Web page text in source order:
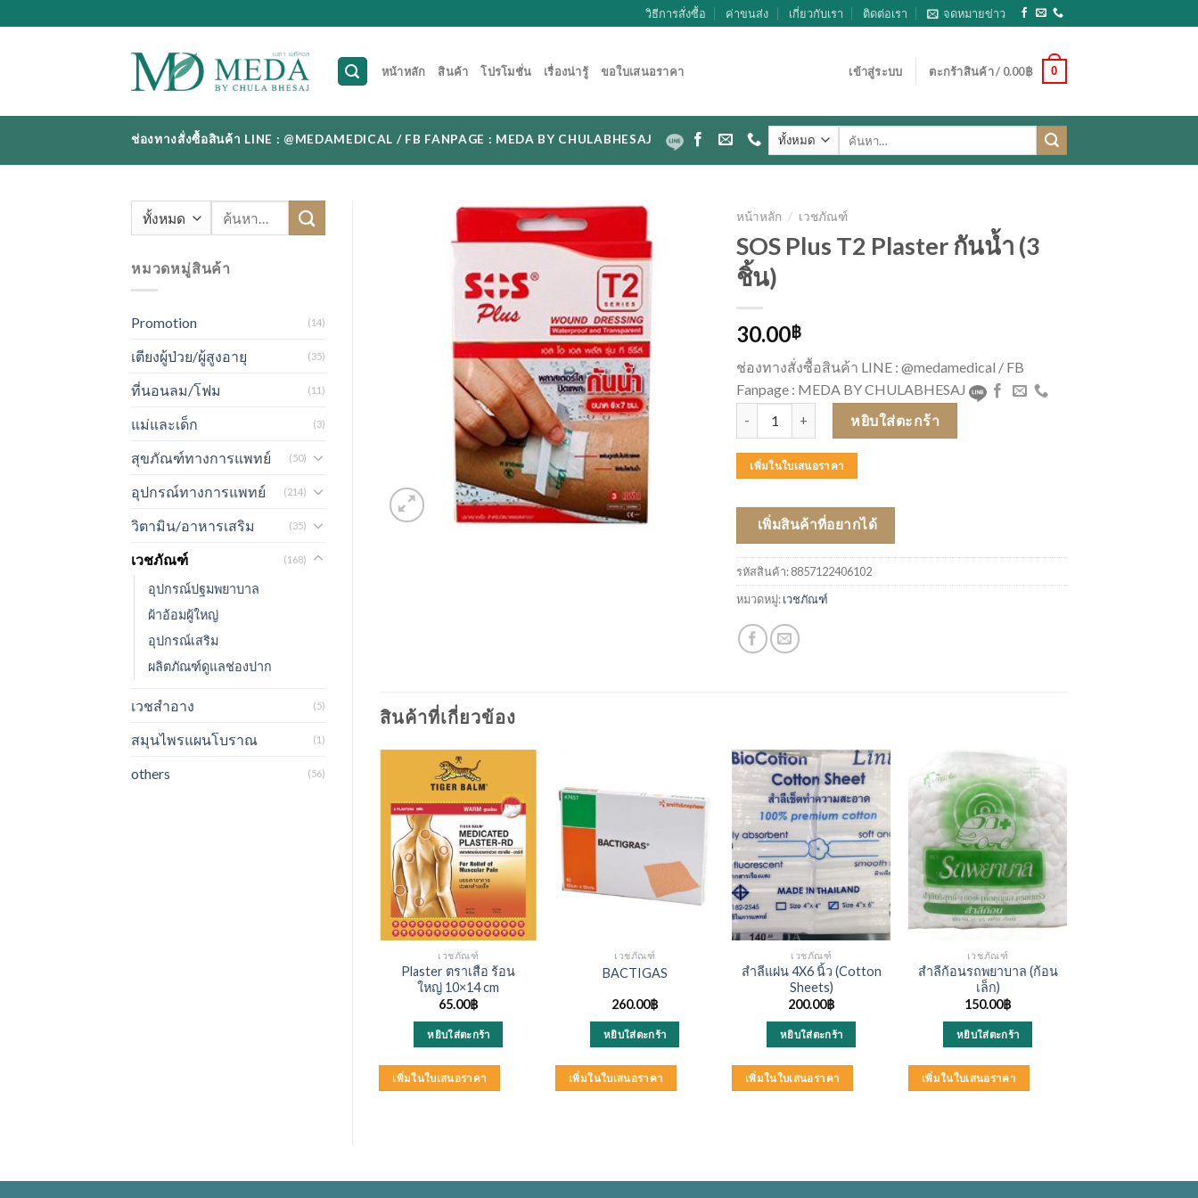
to
วิธีการสั่งซื้อ ค่าขนส่ง เกี่ยวกับเรา ติดต่อเรา จดหมายข่าว
หน้าหลัก สินค้า โปรโมชั่น เรื่องน่ารู้ ขอใบเสนอราคา เข้าสู่ระบบ ตะกร้าสินค้า / 0.00฿ 0
ช่องทางสั่งซื้อสินค้า LINE : @MEDAMEDICAL / FB FANPAGE : MEDA BY CHULABHESAJ ค้นหา:
ค้นหา:
หมวดหมู่สินค้า
Promotion (14)
เตียงผู้ป่วย/ผู้สูงอายุ (35)
ที่นอนลม/โฟม (11)
แม่และเด็ก (3)
สุขภัณฑ์ทางการแพทย์ (50)
อุปกรณ์ทางการแพทย์ (214)
วิตามิน/อาหารเสริม (35)
เวชภัณฑ์ (168)
อุปกรณ์ปฐมพยาบาล
ผ้าอ้อมผู้ใหญ่
อุปกรณ์เสริม
ผลิตภัณฑ์ดูแลช่องปาก
เวชสำอาง (5)
สมุนไพรแผนโบราณ (1)
others (56)
หน้าหลัก / เวชภัณฑ์
SOS Plus T2 Plaster กันน้ำ (3
ชิ้น)
30.00฿
ช่องทางสั่งซื้อสินค้า LINE : @medamedical / FB
Fanpage : MEDA BY CHULABHESAJ
จำนวน SOS Plus T2 Plaster กันน้ำ (3 ชิ้น) ชิ้น
หยิบใส่ตะกร้า
เพิ่มในใบเสนอราคา
เพิ่มสินค้าที่อยากได้
รหัสสินค้า:8857122406102
หมวดหมู่:เวชภัณฑ์
สินค้าที่เกี่ยวข้อง
เวชภัณฑ์
Plaster ตราเสือ ร้อน
ใหญ่ 10×14 cm
65.00฿
หยิบใส่ตะกร้า
เพิ่มในใบเสนอราคา
เวชภัณฑ์
BACTIGAS
260.00฿
หยิบใส่ตะกร้า
เพิ่มในใบเสนอราคา
เวชภัณฑ์
สำลีแผ่น 4X6 นิ้ว (Cotton
Sheets)
200.00฿
หยิบใส่ตะกร้า
เพิ่มในใบเสนอราคา
เวชภัณฑ์
สำลีก้อนรถพยาบาล (ก้อน
เล็ก)
150.00฿
หยิบใส่ตะกร้า
เพิ่มในใบเสนอราคา